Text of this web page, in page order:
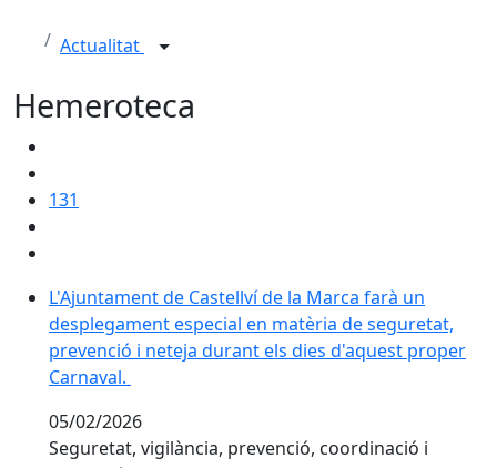
Actualitat
Hemeroteca
131
L'Ajuntament de Castellví de la Marca farà un
L'Ajuntament de Castellví de la Marca farà un
desplegament especial en matèria de seguretat,
prevenció i neteja durant els dies d'aquest proper
Carnaval.
05/02/2026
Seguretat, vigilància, prevenció, coordinació i